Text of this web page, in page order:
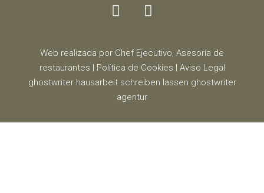
Web realizada por Chef Ejecutivo, Asesoría de
restaurantes | Política de Cookies | Aviso Legal
ghostwriter hausarbeit schreiben lassen ghostwriter
agentur